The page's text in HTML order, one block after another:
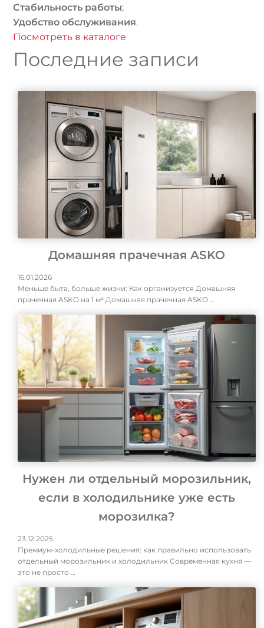
Стабильность работы;
Удобство обслуживания.
Посмотреть в каталоге
Последние записи
Домашняя прачечная ASKO
16.01.2026
Меньше быта, больше жизни: Как организуется Домашняя
прачечная ASKO на 1 м² Домашняя прачечная ASKO …
Нужен ли отдельный морозильник,
если в холодильнике уже есть
морозилка?
23.12.2025
Премиум-холодильные решения: как правильно использовать
отдельный морозильник и холодильник Современная кухня —
это не просто …